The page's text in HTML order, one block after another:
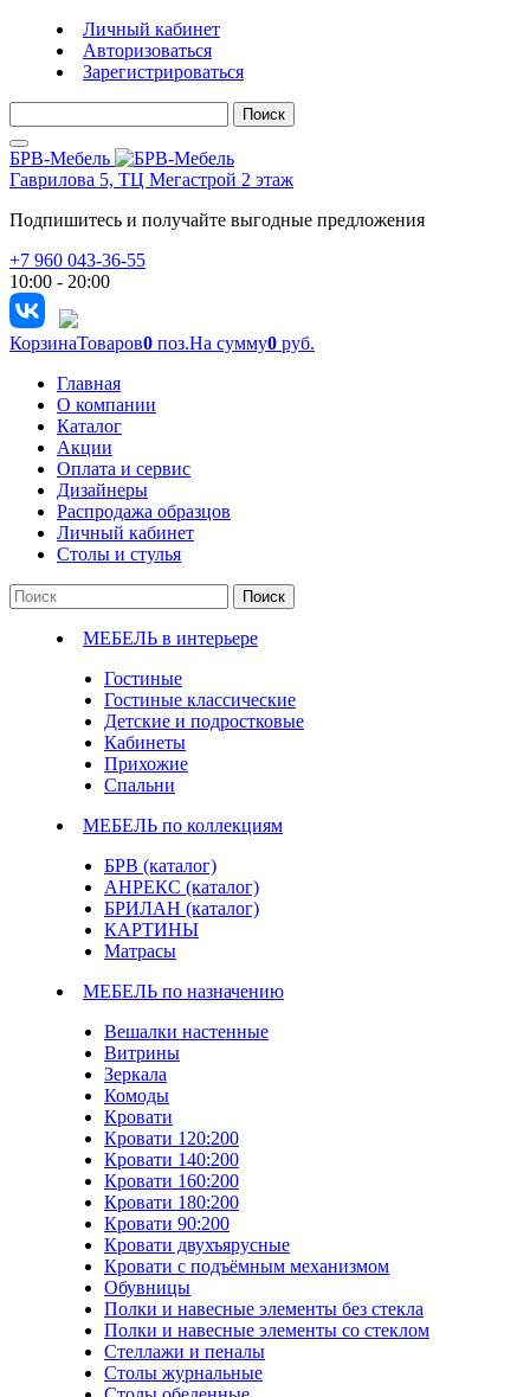
Личный кабинет
Авторизоваться
Зарегистрироваться
Поиск
БРВ-Мебель
Гаврилова 5, ТЦ Мегастрой 2 этаж
Подпишитесь и получайте выгодные предложения
+7 960 043-36-55
10:00 - 20:00
КорзинаТоваров0 поз.На сумму0 руб.
Главная
О компании
Каталог
Акции
Оплата и сервис
Дизайнеры
Распродажа образцов
Личный кабинет
Столы и стулья
Поиск
МЕБЕЛЬ в интерьере
Гостиные
Гостиные классические
Детские и подростковые
Кабинеты
Прихожие
Спальни
МЕБЕЛЬ по коллекциям
БРВ (каталог)
АНРЕКС (каталог)
БРИЛАН (каталог)
КАРТИНЫ
Матрасы
МЕБЕЛЬ по назначению
Вешалки настенные
Витрины
Зеркала
Комоды
Кровати
Кровати 120:200
Кровати 140:200
Кровати 160:200
Кровати 180:200
Кровати 90:200
Кровати двухъярусные
Кровати с подъёмным механизмом
Обувницы
Полки и навесные элементы без стекла
Полки и навесные элементы со стеклом
Стеллажи и пеналы
Столы журнальные